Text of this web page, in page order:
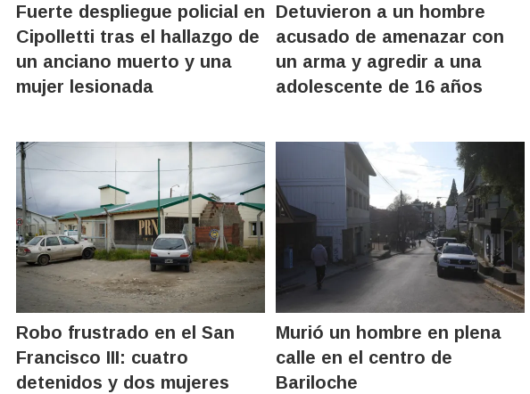
Fuerte despliegue policial en
Cipolletti tras el hallazgo de
un anciano muerto y una
mujer lesionada
Detuvieron a un hombre
acusado de amenazar con
un arma y agredir a una
adolescente de 16 años
Robo frustrado en el San
Francisco III: cuatro
detenidos y dos mujeres
Murió un hombre en plena
calle en el centro de
Bariloche